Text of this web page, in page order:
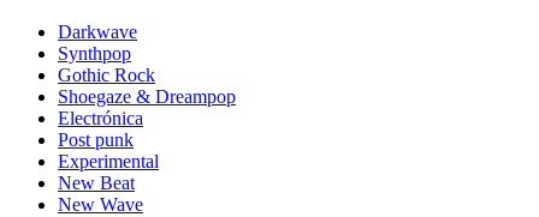
Darkwave
Synthpop
Gothic Rock
Shoegaze & Dreampop
Electrónica
Post punk
Experimental
New Beat
New Wave